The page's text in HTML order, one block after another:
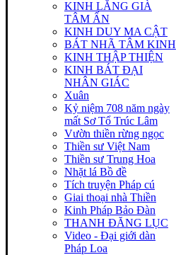
KINH LĂNG GIÀ
TÂM ẤN
KINH DUY MA CẬT
BÁT NHÃ TÂM KINH
KINH THẬP THIỆN
KINH BÁT ĐẠI
NHÂN GIÁC
Xuân
Kỷ niệm 708 năm ngày
mất Sơ Tổ Trúc Lâm
Vườn thiền rừng ngọc
Thiền sư Việt Nam
Thiền sư Trung Hoa
Nhặt lá Bồ đề
Tích truyện Pháp cú
Giai thoại nhà Thiền
Kinh Pháp Bảo Đàn
THANH ĐĂNG LỤC
Video - Đại giới dàn
Pháp Loa